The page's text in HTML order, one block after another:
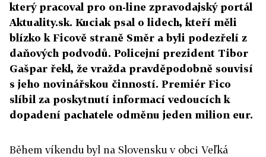
který pracoval pro on-line zpravodajský portál
Aktuality.sk. Kuciak psal o lidech, kteří měli
blízko k Ficově straně Směr a byli podezřelí z
daňových podvodů. Policejní prezident Tibor
Gašpar řekl, že vražda pravděpodobně souvisí
s jeho novinářskou činností. Premiér Fico
slíbil za poskytnutí informací vedoucích k
dopadení pachatele odměnu jeden milion eur.
Během víkendu byl na Slovensku v obci Veľká